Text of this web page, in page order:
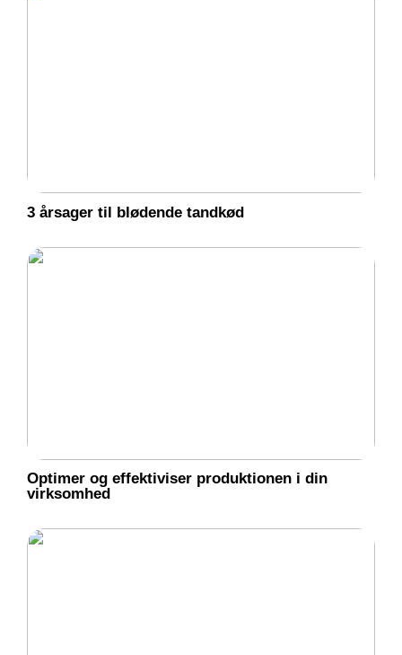
3 årsager til blødende tandkød
Optimer og effektiviser produktionen i din
virksomhed